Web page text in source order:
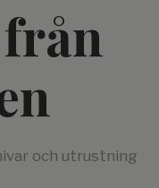
och utrustning